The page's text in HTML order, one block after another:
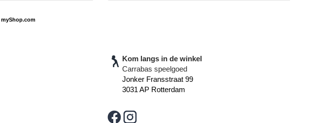
myShop.com
Kom langs in de winkel
Carrabas speelgoed
Jonker Fransstraat 99
3031 AP Rotterdam